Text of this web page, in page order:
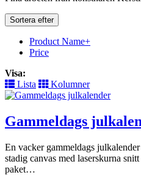
Sortera efter
Product Name+
Price
Visa:
Lista
Kolumner
Gammeldags
En vacker gammeldags
stadig canvas med laserskurna
paket…